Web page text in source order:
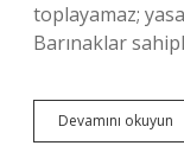
toplayamaz;
Barınaklar
Devamını okuyun